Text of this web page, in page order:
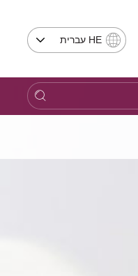
HE עברית